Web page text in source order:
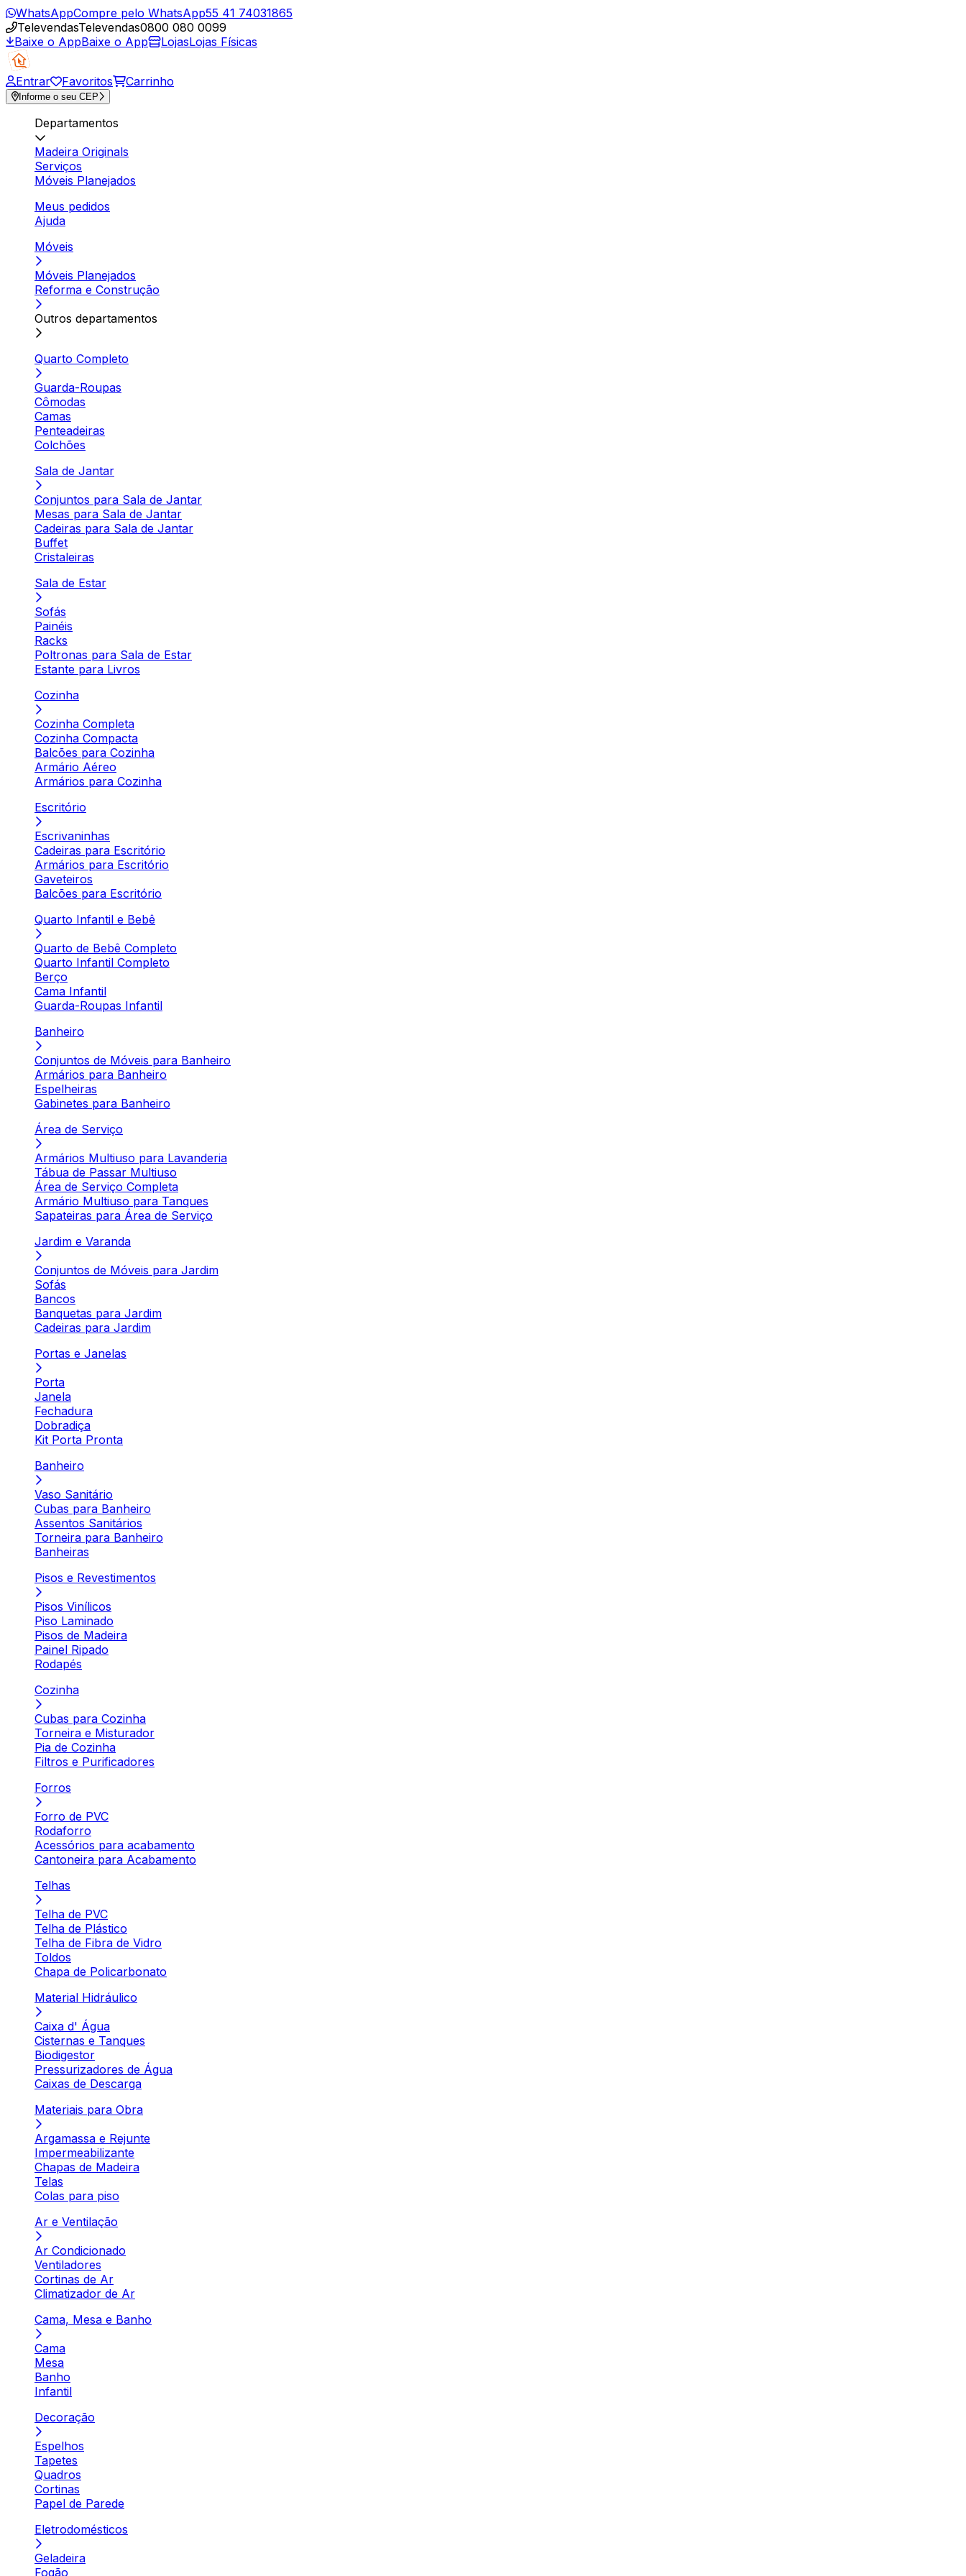
WhatsAppCompre pelo WhatsApp55 41 74031865
TelevendasTelevendas0800 080 0099
Baixe o AppBaixe o App LojasLojas Físicas
Entrar Favoritos Carrinho
Informe o seu CEP
Departamentos
Madeira Originals
Serviços
Móveis Planejados
Meus pedidos
Ajuda
Móveis
Móveis Planejados
Reforma e Construção
Outros departamentos
Quarto Completo
Guarda-Roupas
Cômodas
Camas
Penteadeiras
Colchões
Sala de Jantar
Conjuntos para Sala de Jantar
Mesas para Sala de Jantar
Cadeiras para Sala de Jantar
Buffet
Cristaleiras
Sala de Estar
Sofás
Painéis
Racks
Poltronas para Sala de Estar
Estante para Livros
Cozinha
Cozinha Completa
Cozinha Compacta
Balcões para Cozinha
Armário Aéreo
Armários para Cozinha
Escritório
Escrivaninhas
Cadeiras para Escritório
Armários para Escritório
Gaveteiros
Balcões para Escritório
Quarto Infantil e Bebê
Quarto de Bebê Completo
Quarto Infantil Completo
Berço
Cama Infantil
Guarda-Roupas Infantil
Banheiro
Conjuntos de Móveis para Banheiro
Armários para Banheiro
Espelheiras
Gabinetes para Banheiro
Área de Serviço
Armários Multiuso para Lavanderia
Tábua de Passar Multiuso
Área de Serviço Completa
Armário Multiuso para Tanques
Sapateiras para Área de Serviço
Jardim e Varanda
Conjuntos de Móveis para Jardim
Sofás
Bancos
Banquetas para Jardim
Cadeiras para Jardim
Portas e Janelas
Porta
Janela
Fechadura
Dobradiça
Kit Porta Pronta
Banheiro
Vaso Sanitário
Cubas para Banheiro
Assentos Sanitários
Torneira para Banheiro
Banheiras
Pisos e Revestimentos
Pisos Vinílicos
Piso Laminado
Pisos de Madeira
Painel Ripado
Rodapés
Cozinha
Cubas para Cozinha
Torneira e Misturador
Pia de Cozinha
Filtros e Purificadores
Forros
Forro de PVC
Rodaforro
Acessórios para acabamento
Cantoneira para Acabamento
Telhas
Telha de PVC
Telha de Plástico
Telha de Fibra de Vidro
Toldos
Chapa de Policarbonato
Material Hidráulico
Caixa d' Água
Cisternas e Tanques
Biodigestor
Pressurizadores de Água
Caixas de Descarga
Materiais para Obra
Argamassa e Rejunte
Impermeabilizante
Chapas de Madeira
Telas
Colas para piso
Ar e Ventilação
Ar Condicionado
Ventiladores
Cortinas de Ar
Climatizador de Ar
Cama, Mesa e Banho
Cama
Mesa
Banho
Infantil
Decoração
Espelhos
Tapetes
Quadros
Cortinas
Papel de Parede
Eletrodomésticos
Geladeira
Fogão